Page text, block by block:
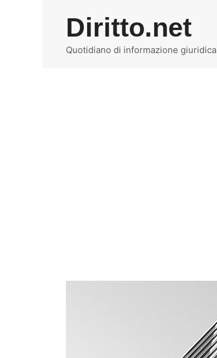
Diritto.net
Quotidiano di informazione giuridica